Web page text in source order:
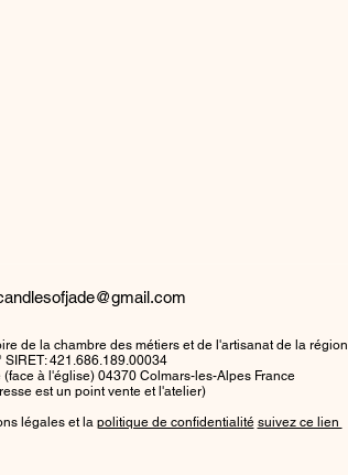
de la chambre des métiers et de l'artisanat de la
SIRET: 421.686.189.00034
à l'église) 04370 Colmars-les-Alpes France
est un point vente et l'atelier)
légales et la politique de confidentialité suivez ce lien